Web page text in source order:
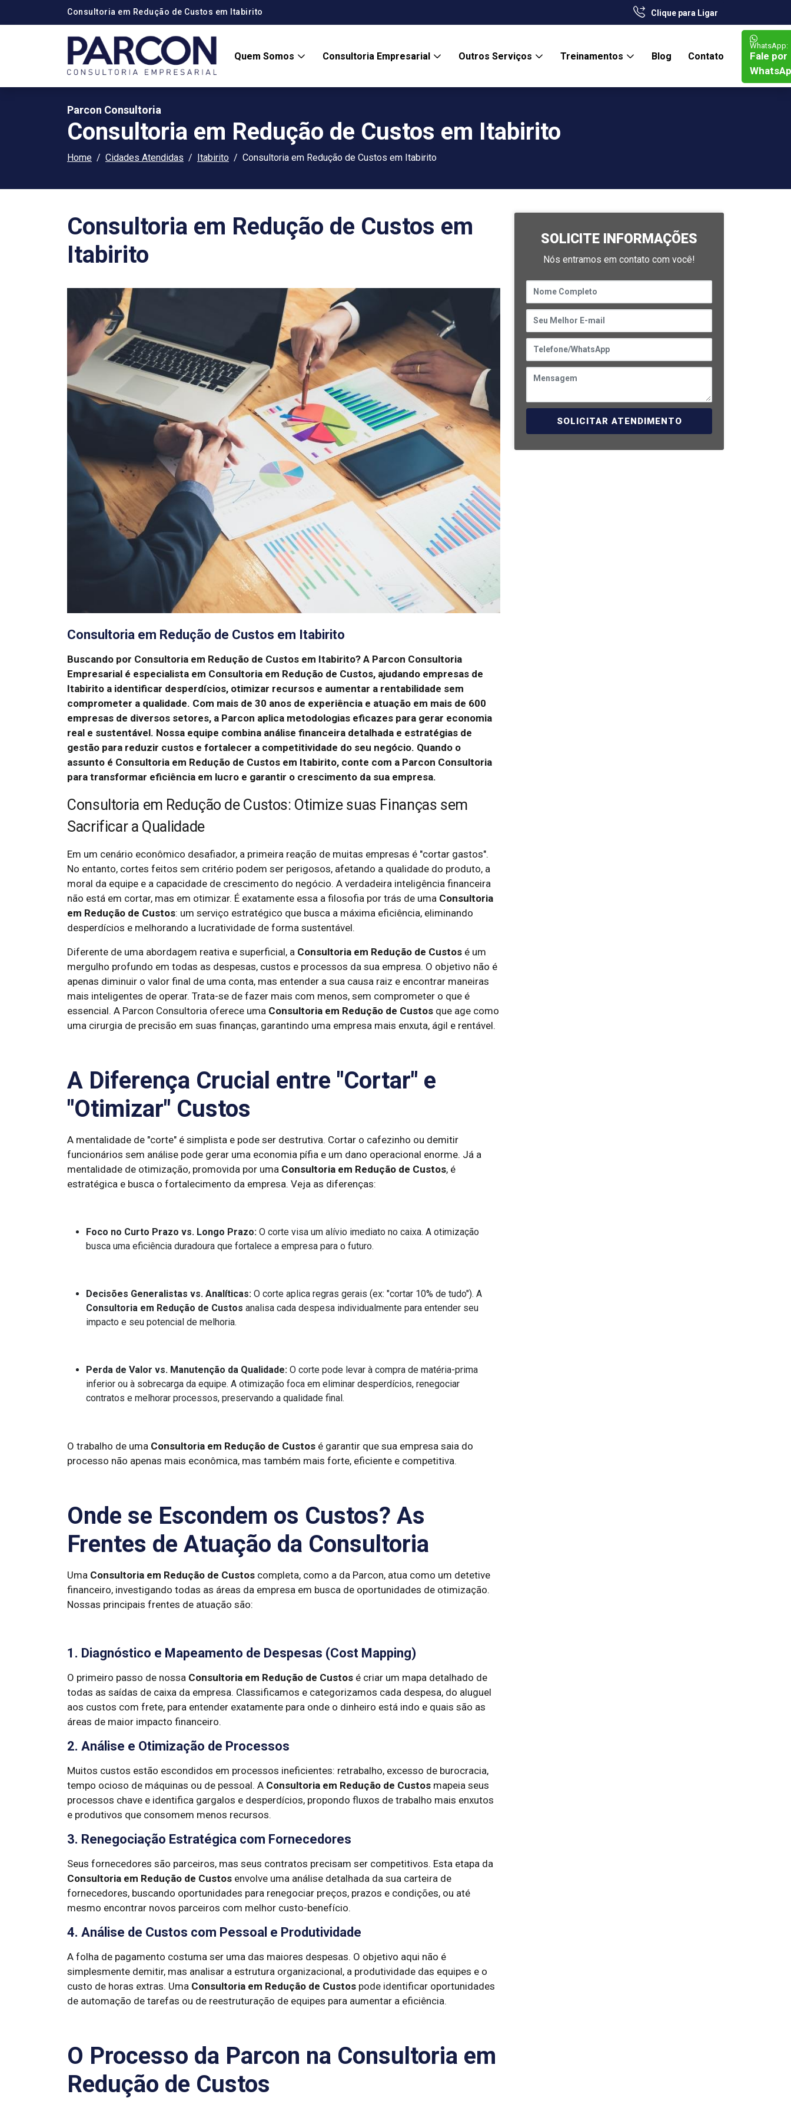
Consultoria em Redução de Custos em Itabirito Clique para Ligar
WhatsApp:
Fale por
Quem Somos Consultoria Empresarial Outros Serviços Treinamentos Blog Contato
Parcon Consultoria
Consultoria em Redução de Custos em Itabirito
Home Cidades Atendidas Itabirito Consultoria em Redução de Custos em Itabirito
Consultoria em Redução de Custos em
Itabirito
Consultoria em Redução de Custos em Itabirito
Buscando por Consultoria em Redução de Custos em Itabirito? A Parcon Consultoria
Empresarial é especialista em Consultoria em Redução de Custos, ajudando empresas de
Itabirito a identificar desperdícios, otimizar recursos e aumentar a rentabilidade sem
comprometer a qualidade. Com mais de 30 anos de experiência e atuação em mais de 600
empresas de diversos setores, a Parcon aplica metodologias eficazes para gerar economia
real e sustentável. Nossa equipe combina análise financeira detalhada e estratégias de
gestão para reduzir custos e fortalecer a competitividade do seu negócio. Quando o
assunto é Consultoria em Redução de Custos em Itabirito, conte com a Parcon Consultoria
para transformar eficiência em lucro e garantir o crescimento da sua empresa.
Consultoria em Redução de Custos: Otimize suas Finanças sem
Sacrificar a Qualidade
Em um cenário econômico desafiador, a primeira reação de muitas empresas é "cortar gastos".
No entanto, cortes feitos sem critério podem ser perigosos, afetando a qualidade do produto, a
moral da equipe e a capacidade de crescimento do negócio. A verdadeira inteligência financeira
não está em cortar, mas em otimizar. É exatamente essa a filosofia por trás de uma Consultoria
em Redução de Custos: um serviço estratégico que busca a máxima eficiência, eliminando
desperdícios e melhorando a lucratividade de forma sustentável.
Diferente de uma abordagem reativa e superficial, a Consultoria em Redução de Custos é um
mergulho profundo em todas as despesas, custos e processos da sua empresa. O objetivo não é
apenas diminuir o valor final de uma conta, mas entender a sua causa raiz e encontrar maneiras
mais inteligentes de operar. Trata-se de fazer mais com menos, sem comprometer o que é
essencial. A Parcon Consultoria oferece uma Consultoria em Redução de Custos que age como
uma cirurgia de precisão em suas finanças, garantindo uma empresa mais enxuta, ágil e rentável.
A Diferença Crucial entre "Cortar" e
"Otimizar" Custos
A mentalidade de "corte" é simplista e pode ser destrutiva. Cortar o cafezinho ou demitir
funcionários sem análise pode gerar uma economia pífia e um dano operacional enorme. Já a
mentalidade de otimização, promovida por uma Consultoria em Redução de Custos, é
estratégica e busca o fortalecimento da empresa. Veja as diferenças:
Foco no Curto Prazo vs. Longo Prazo: O corte visa um alívio imediato no caixa. A otimização
busca uma eficiência duradoura que fortalece a empresa para o futuro.
Decisões Generalistas vs. Analíticas: O corte aplica regras gerais (ex: "cortar 10% de tudo"). A
Consultoria em Redução de Custos analisa cada despesa individualmente para entender seu
impacto e seu potencial de melhoria.
Perda de Valor vs. Manutenção da Qualidade: O corte pode levar à compra de matéria-prima
inferior ou à sobrecarga da equipe. A otimização foca em eliminar desperdícios, renegociar
contratos e melhorar processos, preservando a qualidade final.
O trabalho de uma Consultoria em Redução de Custos é garantir que sua empresa saia do
processo não apenas mais econômica, mas também mais forte, eficiente e competitiva.
Onde se Escondem os Custos? As
Frentes de Atuação da Consultoria
Uma Consultoria em Redução de Custos completa, como a da Parcon, atua como um detetive
financeiro, investigando todas as áreas da empresa em busca de oportunidades de otimização.
Nossas principais frentes de atuação são:
1. Diagnóstico e Mapeamento de Despesas (Cost Mapping)
O primeiro passo de nossa Consultoria em Redução de Custos é criar um mapa detalhado de
todas as saídas de caixa da empresa. Classificamos e categorizamos cada despesa, do aluguel
aos custos com frete, para entender exatamente para onde o dinheiro está indo e quais são as
áreas de maior impacto financeiro.
2. Análise e Otimização de Processos
Muitos custos estão escondidos em processos ineficientes: retrabalho, excesso de burocracia,
tempo ocioso de máquinas ou de pessoal. A Consultoria em Redução de Custos mapeia seus
processos chave e identifica gargalos e desperdícios, propondo fluxos de trabalho mais enxutos
e produtivos que consomem menos recursos.
3. Renegociação Estratégica com Fornecedores
Seus fornecedores são parceiros, mas seus contratos precisam ser competitivos. Esta etapa da
Consultoria em Redução de Custos envolve uma análise detalhada da sua carteira de
fornecedores, buscando oportunidades para renegociar preços, prazos e condições, ou até
mesmo encontrar novos parceiros com melhor custo-benefício.
4. Análise de Custos com Pessoal e Produtividade
A folha de pagamento costuma ser uma das maiores despesas. O objetivo aqui não é
simplesmente demitir, mas analisar a estrutura organizacional, a produtividade das equipes e o
custo de horas extras. Uma Consultoria em Redução de Custos pode identificar oportunidades
de automação de tarefas ou de reestruturação de equipes para aumentar a eficiência.
O Processo da Parcon na Consultoria em
Redução de Custos
SOLICITE INFORMAÇÕES
Nós entramos em contato com você!
SOLICITAR ATENDIMENTO